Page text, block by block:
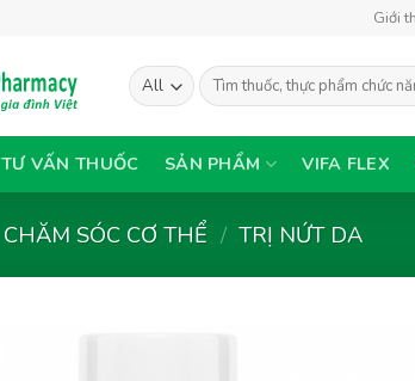
Giới
Tìm
kiếm:
TƯ VẤN THUỐC SẢN PHẨM VIFA FLEX
CHĂM SÓC CƠ THỂ / TRỊ NỨT DA